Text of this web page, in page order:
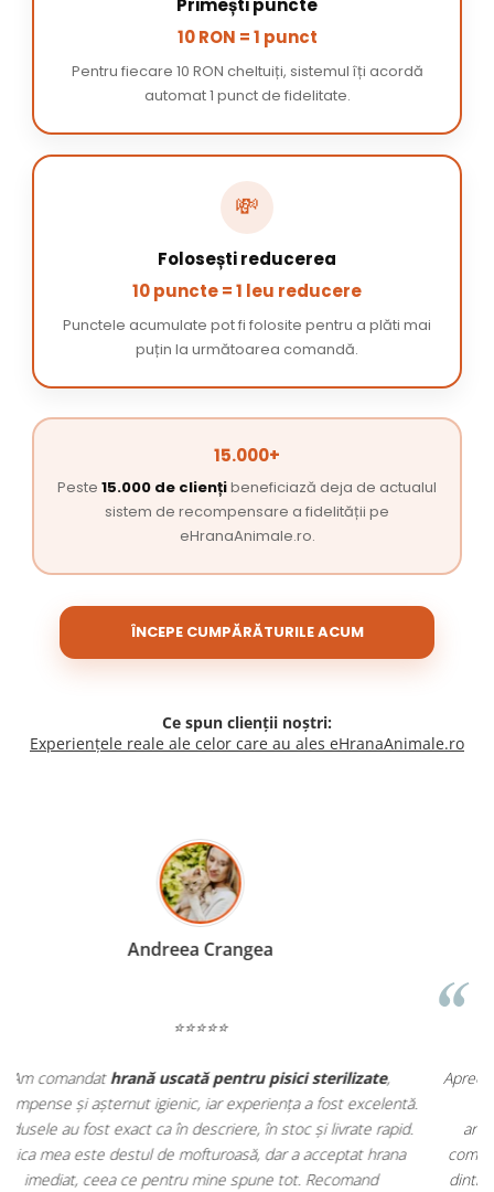
Primești puncte
10 RON = 1 punct
Pentru fiecare 10 RON cheltuiți, sistemul îți acordă
automat 1 punct de fidelitate.
💸
Folosești reducerea
10 puncte = 1 leu reducere
Punctele acumulate pot fi folosite pentru a plăti mai
puțin la următoarea comandă.
15.000+
Peste 15.000 de cliențibeneficiază deja de actualul
sistem de recompensare a fidelității pe
eHranaAnimale.ro.
ÎNCEPE CUMPĂRĂTURILE ACUM
Ce spun clienții noștri:
Experiențele reale ale celor care au ales eHranaAnimale.ro
Madalina Stancea
⭐⭐⭐⭐⭐
Apreciez foarte mult faptul că peehranaanimale.ro găsesc nu
doar hrană, ci și produse dinfarmacia veterinară
antiparazitare, suplimente și soluții de îngrijire. Este foarte
comod să pot comanda tot ce am nevoie pentru animalul meu
dintr-un singur loc. Livrarea a fost rapidă, iar produsele au fost